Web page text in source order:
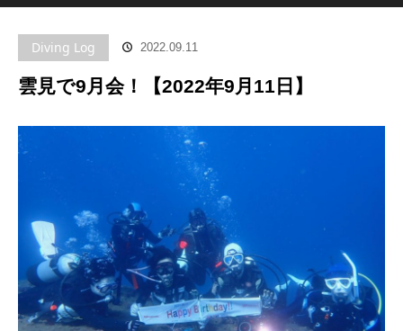
Diving Log 2022.09.11
雲見で9月会！【2022年9月11日】